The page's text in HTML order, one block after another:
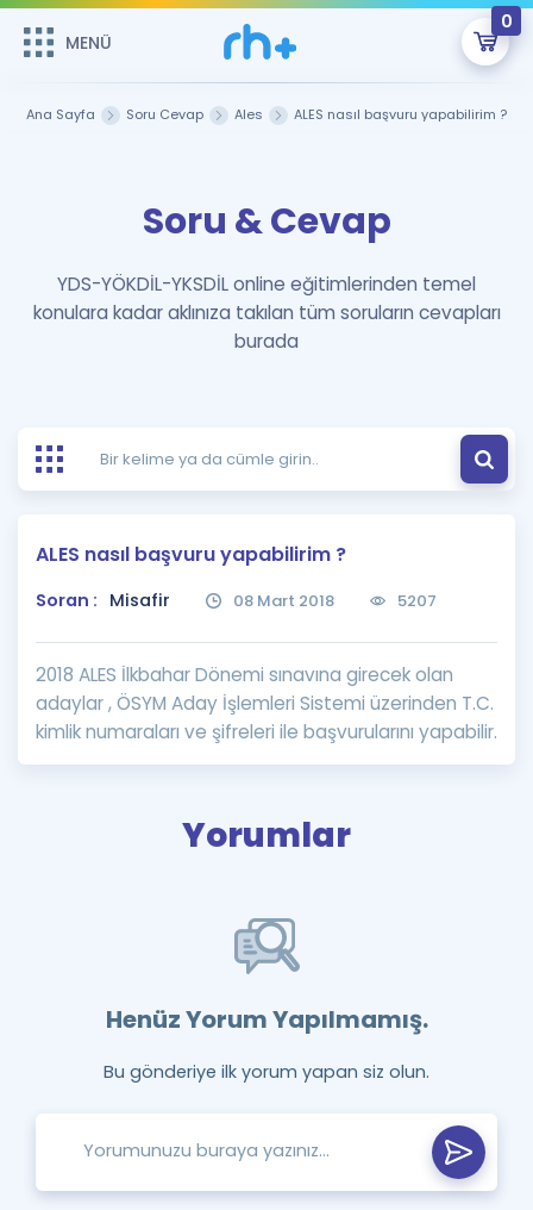
MENÜ
0
Şifremi Hatırlamıyorum
GİRİŞ YAP
Remzi Hoca ile seni sınava hazırlayacak onlarca eğitim seni
bekliyor!
MENÜ
Çalışma Paketleri
Kitaplar ve Kaynaklar
Ücretsiz Kaynaklar
Puan Hesaplama
Rehberlik Aracı
ÖSYM Sınav Takvimi
Kampanyalar
Blog
İngilizce Gramer
Blog
İngilizce Gramer
Hakkımızda
Ana Sayfa Soru Cevap Ales ALES nasıl başvuru yapabilirim ?
Soru & Cevap
YDS-YÖKDİL-YKSDİL online eğitimlerinden temel
konulara kadar aklınıza takılan tüm soruların cevapları
burada
ALES nasıl başvuru yapabilirim ?
Soran : Misafir 08 Mart 2018 5207
2018 ALES İlkbahar Dönemi sınavına girecek olan
adaylar , ÖSYM Aday İşlemleri Sistemi üzerinden T.C.
kimlik numaraları ve şifreleri ile başvurularını yapabilir.
Yorumlar
Henüz Yorum Yapılmamış.
Bu gönderiye ilk yorum yapan siz olun.